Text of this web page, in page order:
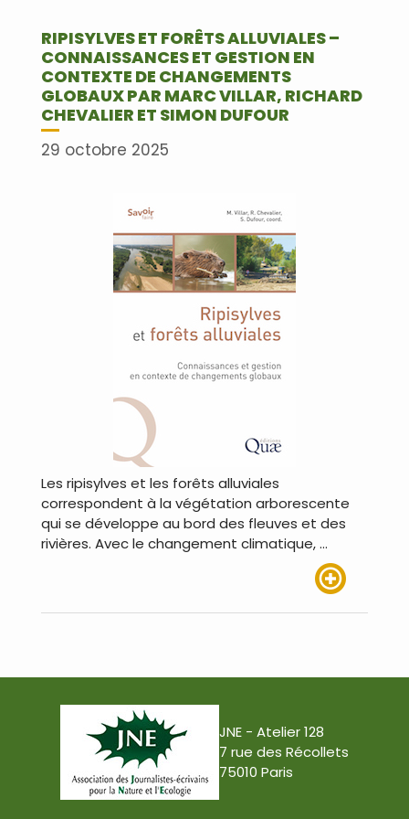
RIPISYLVES ET FORÊTS ALLUVIALES –
CONNAISSANCES ET GESTION EN
CONTEXTE DE CHANGEMENTS
GLOBAUX PAR MARC VILLAR, RICHARD
CHEVALIER ET SIMON DUFOUR
29 octobre 2025
Les ripisylves et les forêts alluviales
correspondent à la végétation arborescente
qui se développe au bord des fleuves et des
rivières. Avec le changement climatique, …
JNE - Atelier 128
7 rue des Récollets
75010 Paris